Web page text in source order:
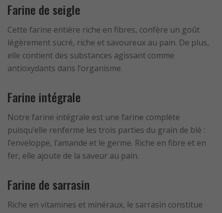
Farine de seigle
Cette farine entière riche en fibres, confère un goût
légèrement sucré, riche et savoureux au pain. De plus,
elle contient des substances agissant comme
antioxydants dans l’organisme.
Farine intégrale
Notre farine intégrale est une farine complète
puisqu’elle renferme les trois parties du grain de blé :
l’enveloppe, l’amande et le germe. Riche en fibre et en
fer, elle ajoute de la saveur au pain.
Farine de sarrasin
Riche en vitamines et minéraux, le sarrasin constitue